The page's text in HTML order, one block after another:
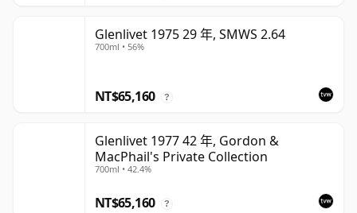
Glenlivet 1975 29 年, SMWS 2.64
700ml • 56%
NT$65,160 ?
Glenlivet 1977 42 年, Gordon &
MacPhail's Private Collection
700ml • 42.4%
NT$65,160 ?